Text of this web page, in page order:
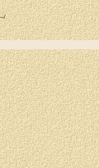
--/